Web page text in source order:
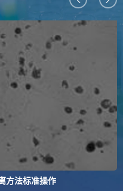
方法标准操作